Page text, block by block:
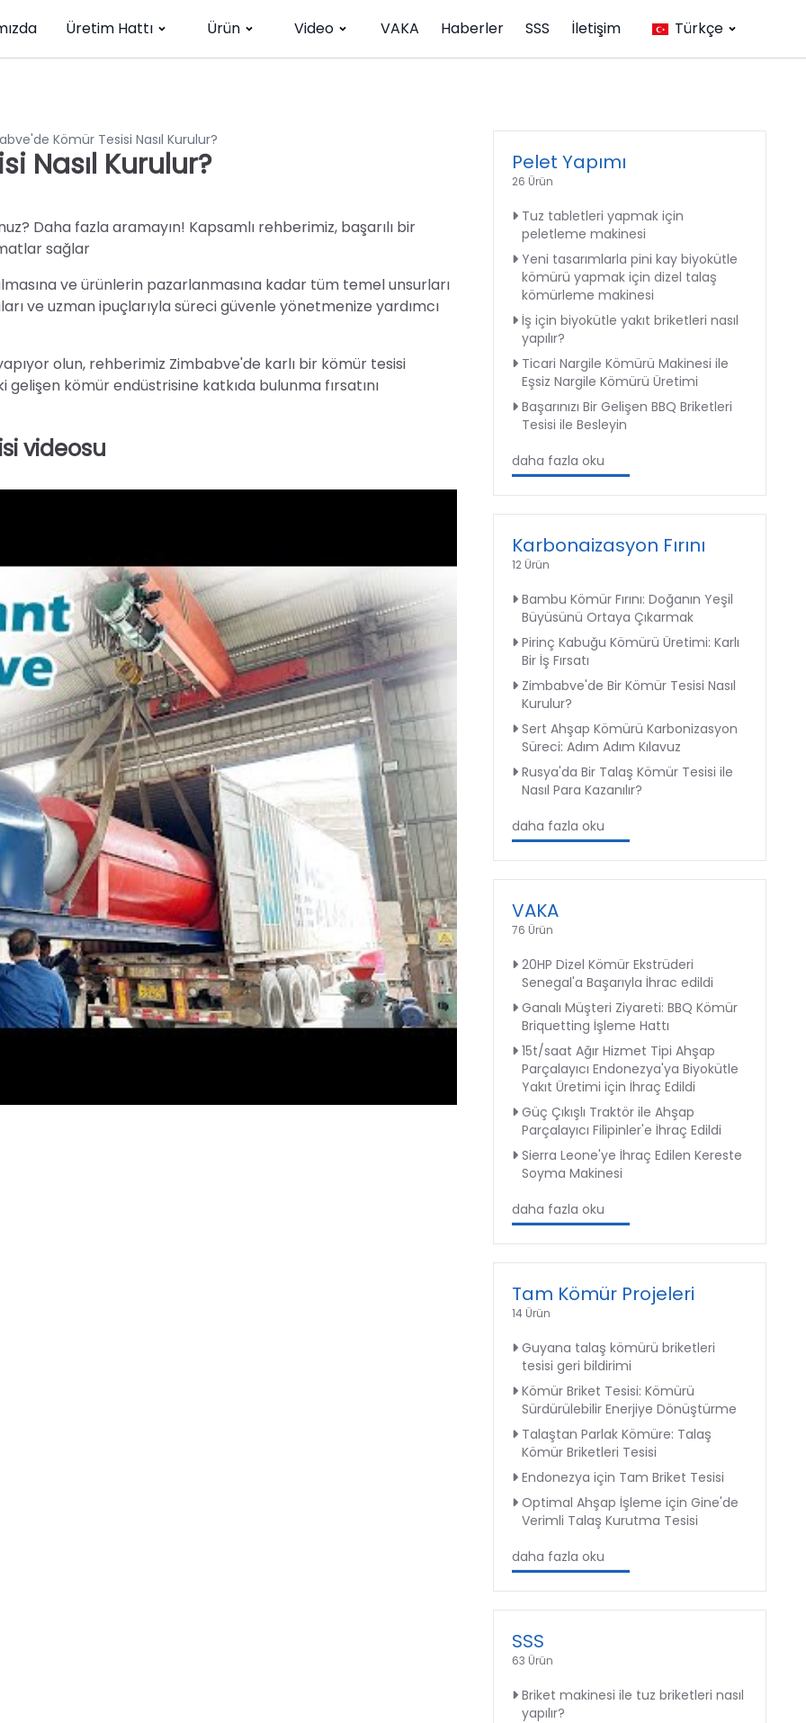
Üretim Hattı Ürün Video VAKA Haberler SSS İletişim Türkçe
Kömür Tesisi Nasıl Kurulur?
Nasıl Kurulur?
Daha fazla aramayın! Kapsamlı rehberimiz, başarılı bir
sağlar
ve ürünlerin pazarlanmasına kadar tüm temel unsurları
ve uzman ipuçlarıyla süreci güvenle yönetmenize yardımcı
olun, rehberimiz Zimbabve'de karlı bir kömür tesisi
kömür endüstrisine katkıda bulunma fırsatını
videosu
Pelet Yapımı
26 Ürün
Tuz tabletleri yapmak için
peletleme makinesi
Yeni tasarımlarla pini kay biyokütle
kömürü yapmak için dizel talaş
kömürleme makinesi
İş için biyokütle yakıt briketleri nasıl
yapılır?
Ticari Nargile Kömürü Makinesi ile
Eşsiz Nargile Kömürü Üretimi
Başarınızı Bir Gelişen BBQ Briketleri
Tesisi ile Besleyin
daha fazla oku
Karbonaizasyon Fırını
12 Ürün
Bambu Kömür Fırını: Doğanın Yeşil
Büyüsünü Ortaya Çıkarmak
Pirinç Kabuğu Kömürü Üretimi: Karlı
Bir İş Fırsatı
Zimbabve'de Bir Kömür Tesisi Nasıl
Kurulur?
Sert Ahşap Kömürü Karbonizasyon
Süreci: Adım Adım Kılavuz
Rusya'da Bir Talaş Kömür Tesisi ile
Nasıl Para Kazanılır?
daha fazla oku
VAKA
76 Ürün
20HP Dizel Kömür Ekstrüderi
Senegal'a Başarıyla İhrac edildi
Ganalı Müşteri Ziyareti: BBQ Kömür
Briquetting İşleme Hattı
15t/saat Ağır Hizmet Tipi Ahşap
Parçalayıcı Endonezya'ya Biyokütle
Yakıt Üretimi için İhraç Edildi
Güç Çıkışlı Traktör ile Ahşap
Parçalayıcı Filipinler'e İhraç Edildi
Sierra Leone'ye İhraç Edilen Kereste
Soyma Makinesi
daha fazla oku
Tam Kömür Projeleri
14 Ürün
Guyana talaş kömürü briketleri
tesisi geri bildirimi
Kömür Briket Tesisi: Kömürü
Sürdürülebilir Enerjiye Dönüştürme
Talaştan Parlak Kömüre: Talaş
Kömür Briketleri Tesisi
Endonezya için Tam Briket Tesisi
Optimal Ahşap İşleme için Gine'de
Verimli Talaş Kurutma Tesisi
daha fazla oku
SSS
63 Ürün
Briket makinesi ile tuz briketleri nasıl
yapılır?